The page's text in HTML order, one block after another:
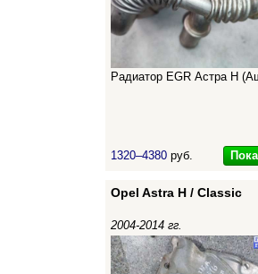
Радиатор EGR Астра Н
1320–4380 руб.
Opel Astra H / Classic
2004-2014 гг.